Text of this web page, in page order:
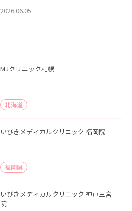
2026.06.05
MJクリニック札幌
北海道
いびきメディカルクリニック 福岡院
福岡県
いびきメディカルクリニック 神戸三宮
院